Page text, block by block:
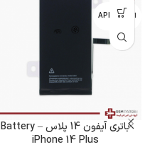
اپل - APPLE
باتری آیفون 14 پلاس – Battery
iPhone 14 Plus